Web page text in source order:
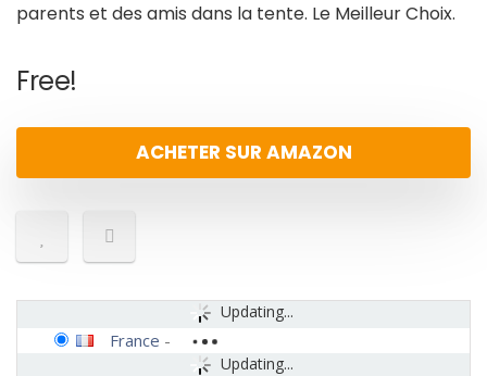
parents et des amis dans la tente. Le Meilleur Choix.
Free!
ACHETER SUR AMAZON
Updating...
Updating...
France -